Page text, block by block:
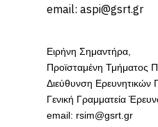
email: aspi@gsrt.gr
Ειρήνη Σημαντήρα,
Προϊσταμένη Τμήματος
Διεύθυνση
Γενική Γραμματεία
email: rsim@gsrt.gr